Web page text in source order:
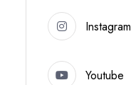
Instagram
Youtube